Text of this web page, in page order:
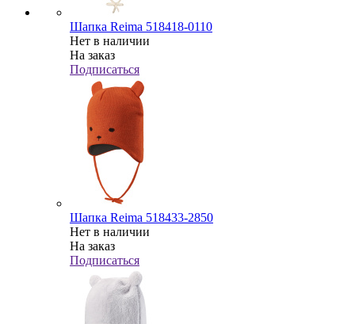
Шапка Reima 518418-0110
Нет в наличии
На заказ
Подписаться
Шапка Reima 518433-2850
Нет в наличии
На заказ
Подписаться